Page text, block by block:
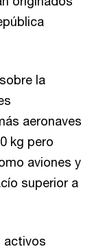
la
aeronaves
kg pero
aviones y
superior a
activos